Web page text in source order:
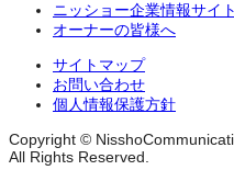
ニッショー企業情報サイト
オーナーの皆様へ
サイトマップ
お問い合わせ
個人情報保護方針
Copyright ©
All Rights Reserved.